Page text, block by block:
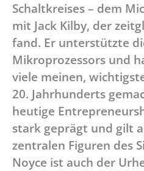
Schaltkreises – dem
mit Jack Kilby, der
fand. Er unterstützte
Mikroprozessors und
viele meinen,
20. Jahrhunderts
heutige
stark geprägt und gilt
zentralen Figuren des
Noyce ist auch der